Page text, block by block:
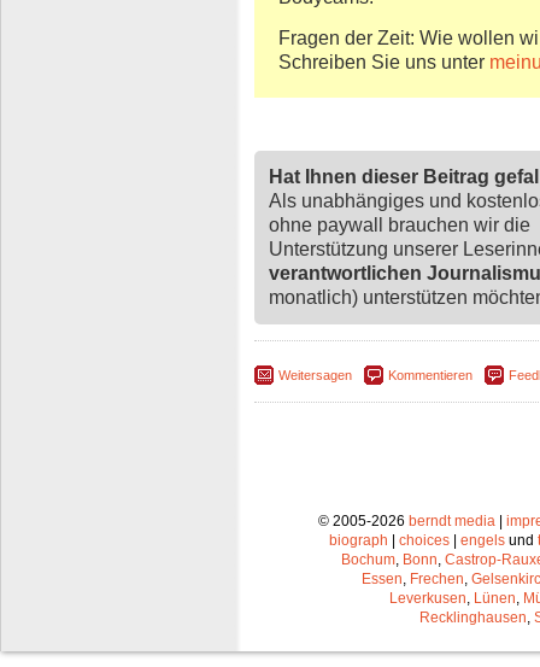
Fragen der Zeit: Wie wollen
Schreiben Sie uns unter
Hat Ihnen dieser Beitrag
Als unabhängiges und
ohne paywall brauchen wir die
Unterstützung unserer
verantwortlichen
monatlich) unterstützen
Weitersagen Kommentieren
© 2005-2026 berndt media|
biograph
choices engels und
Bochum, Bonn, Castrop-
Essen, Frechen,
Leverkusen, Lünen,
Recklinghausen,